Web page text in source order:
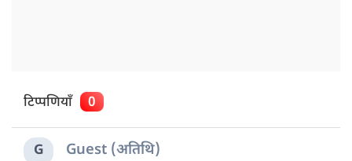
टिप्पणियाँ 0
G Guest (अतिथि)